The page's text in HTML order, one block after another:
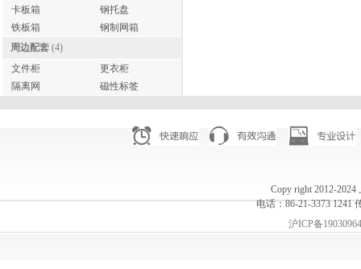
卡板箱
钢托盘
铁板箱
钢制网箱
周边配套 (4)
文件柜
更衣柜
隔离网
磁性标签
Copy right 2012-
电话：86-21-3373 1241
沪ICP备